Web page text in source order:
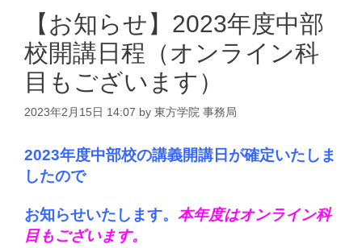
【お知らせ】2023年度中部
校開講日程（オンライン科
目もございます）
2023年2月15日 14:07 by 東方学院 事務局
2023年度中部校の講義開講日が確定いたしま
したので
お知らせいたします。 本年度はオンライン科
目もございます。